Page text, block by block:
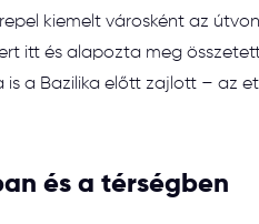
kiemelt városként az
itt és alapozta meg
is a Bazilika előtt zajlott – az
és a térségben